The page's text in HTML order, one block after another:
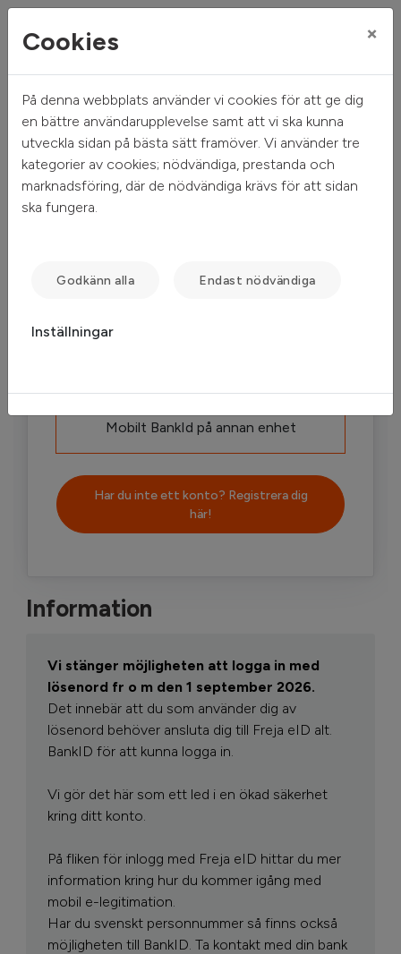
Mitt hem Mina sidor
Mina sidor
Mobilt BankId på annan enhet
Har du inte ett konto? Registrera dig
här!
Information
Vi stänger möjligheten att logga in med
lösenord fr o m den 1 september 2026.
Det innebär att du som använder dig av
lösenord behöver ansluta dig till Freja eID alt.
BankID för att kunna logga in.
Vi gör det här som ett led i en ökad säkerhet
kring ditt konto.
På fliken för inlogg med Freja eID hittar du mer
information kring hur du kommer igång med
mobil e-legitimation.
Har du svenskt personnummer så finns också
möjligheten till BankID. Ta kontakt med din bank
Cookies ×
På denna webbplats använder vi cookies för att ge dig
en bättre användarupplevelse samt att vi ska kunna
utveckla sidan på bästa sätt framöver. Vi använder tre
kategorier av cookies; nödvändiga, prestanda och
marknadsföring, där de nödvändiga krävs för att sidan
ska fungera.
Godkänn alla Endast nödvändiga
Inställningar